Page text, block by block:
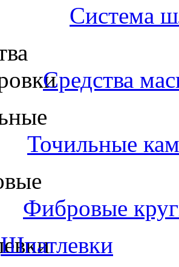
Система
Средства
Точильные
Фибровые
Шпатлевки